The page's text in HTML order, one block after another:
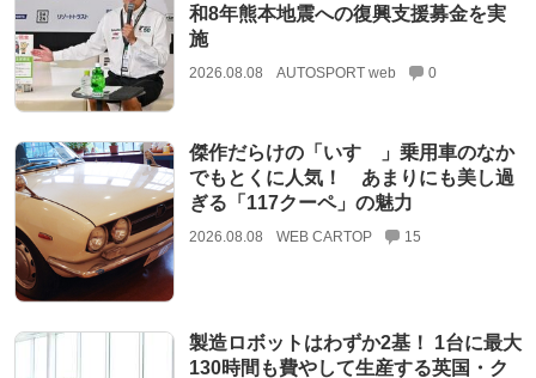
和8年熊本地震への復興支援募金を実
施
2026.08.08 AUTOSPORT web 0
傑作だらけの「いすゞ」乗用車のなか
でもとくに人気！ あまりにも美し過
ぎる「117クーペ」の魅力
2026.08.08 WEB CARTOP 15
製造ロボットはわずか2基！ 1台に最大
130時間も費やして生産する英国・ク